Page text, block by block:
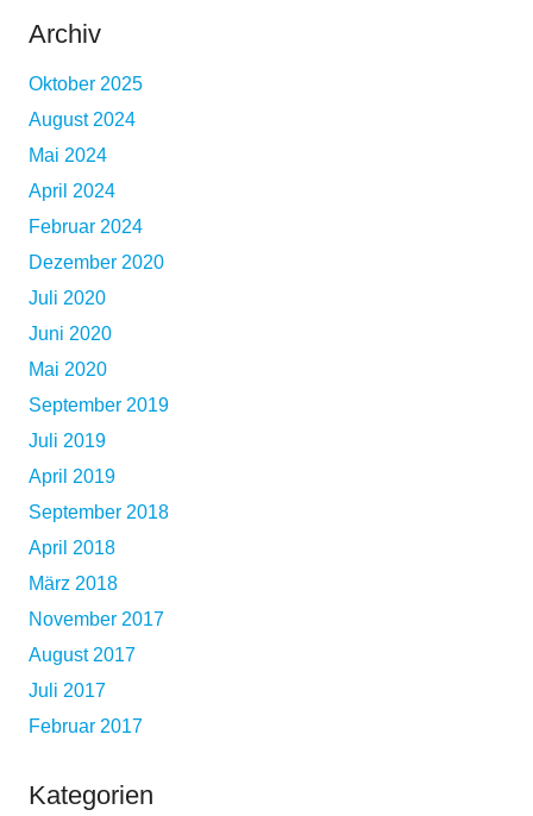
Archiv
Oktober 2025
August 2024
Mai 2024
April 2024
Februar 2024
Dezember 2020
Juli 2020
Juni 2020
Mai 2020
September 2019
Juli 2019
April 2019
September 2018
April 2018
März 2018
November 2017
August 2017
Juli 2017
Februar 2017
Kategorien